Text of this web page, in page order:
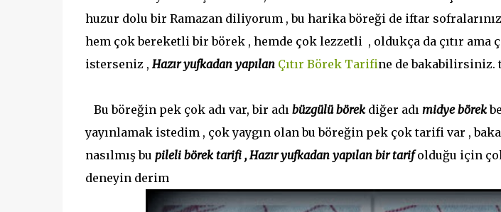
huzur dolu bir Ramazan diliyorum , bu harika böreği de iftar
hem çok bereketli bir börek , hemde çok lezzetli , oldukça da çıtır ama
isterseniz , Hazır yufkadan yapılan Çıtır Börek Tarifine de bakabilirsiniz.
Bu böreğin pek çok adı var, bir adı büzgülü börek diğer adı midye börek
yayınlamak istedim , çok yaygın olan bu böreğin pek çok tarifi var ,
nasılmış bu pileli börek tarifi , Hazır yufkadan yapılan bir tarifolduğu için
deneyin derim